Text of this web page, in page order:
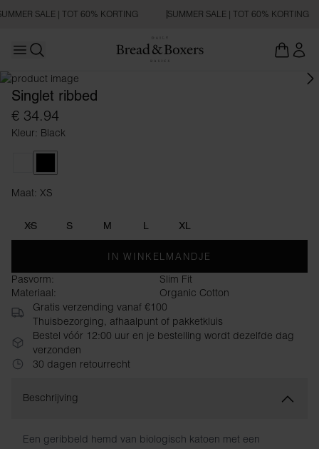
SALE | TOT 60% KORTING SUMMER SALE | TOT 60% KORTING
Open main menu
Singlet ribbed
€ 34.94
Kleur: Black
Maat: XS
XS S M L XL
IN WINKELMANDJE
Pasvorm:
Slim Fit
Materiaal:
Organic Cotton
Gratis verzending vanaf €100
Thuisbezorging, afhaalpunt of pakketkluis
Bestel vóór 12:00 uur en je bestelling wordt dezelfde dag
verzonden
30 dagen retourrecht
Beschrijving
Een geribbeld hemd van biologisch katoen met een